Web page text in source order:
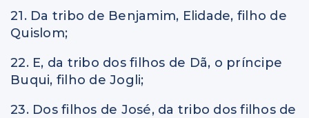
21. Da tribo de Benjamim, Elidade, filho de
Quislom;
22. E, da tribo dos filhos de Dã, o príncipe
Buqui, filho de Jogli;
23. Dos filhos de José, da tribo dos filhos de